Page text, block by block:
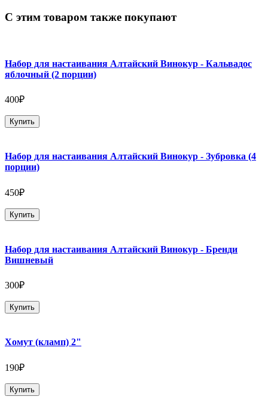
С этим товаром также покупают
Набор для настаивания Алтайский Винокур - Кальвадос
яблочный (2 порции)
400₽
Купить
Набор для настаивания Алтайский Винокур - Зубровка (4
порции)
450₽
Купить
Набор для настаивания Алтайский Винокур - Бренди
Вишневый
300₽
Купить
Хомут (кламп) 2"
190₽
Купить